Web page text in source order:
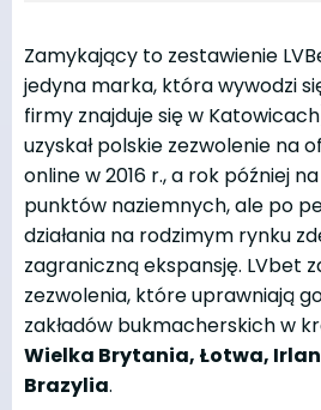
Zamykający to zestawienie
jedyna marka, która wywodzi
firmy znajduje się w
uzyskał polskie zezwolenie na
online w 2016 r., a rok później
punktów naziemnych, ale po
działania na rodzimym rynku
zagraniczną ekspansję. LVbet
zezwolenia, które uprawniają
zakładów bukmacherskich w
Wielka Brytania, Łotwa,
Brazylia.